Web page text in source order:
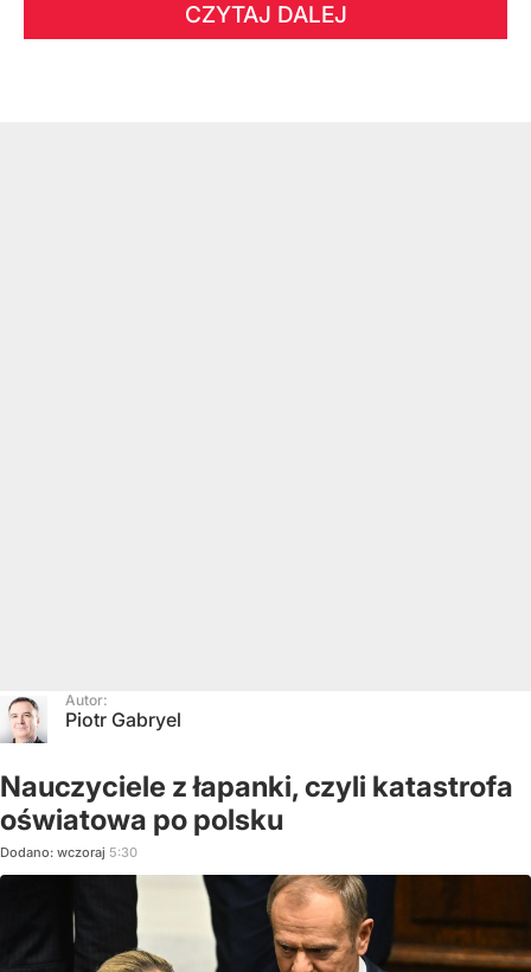
CZYTAJ DALEJ
Autor:
Piotr Gabryel
Nauczyciele z łapanki, czyli katastrofa
oświatowa po polsku
Dodano: wczoraj 5:30